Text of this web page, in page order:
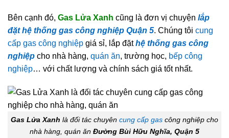
Bên cạnh đó, Gas Lửa Xanh cũng là đơn vị chuyện lắp
đặt hệ thống gas công nghiệp Quận 5. Chúng tôi cung
cấp gas công nghiệp giá sỉ, lắp đặthệ thống gas công
nghiệp cho nhà hàng, quán ăn, trường học, bếp công
nghiệp… với chất lượng và chính sách giá tốt nhất.
Gas Lửa Xanh là đối tác chuyên cung cấp gas công nghiệp cho
nhà hàng, quán ăn Đường Bùi Hữu Nghĩa, Quận 5